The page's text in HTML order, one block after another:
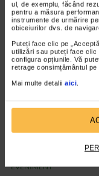
ul, de exemplu, făcând
pentru a măsura
instrumente de urmărire
obiceiurilor dvs. de
Puteți face clic pe
utilizări sau puteți face clic
configura opțiunile. Vă
retrage consimțământul
Mai multe detalii aici.
VIDEO
EVENIMENT